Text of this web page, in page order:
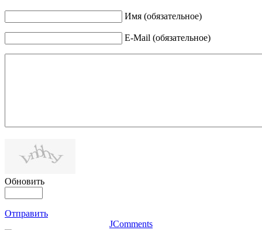
Имя (обязательное)
E-Mail (обязательное)
Обновить
Отправить
JComments